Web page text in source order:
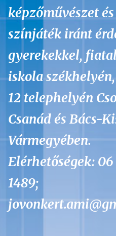
képzőművészet
színjáték iránt
gyerekekkel,
iskola
12 telephelyén
Csanád és Bács-
Vármegyében.
Elérhetőségek: 06
1489;